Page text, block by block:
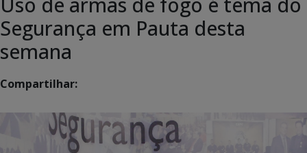
Segurança em Pauta desta
semana
Compartilhar: